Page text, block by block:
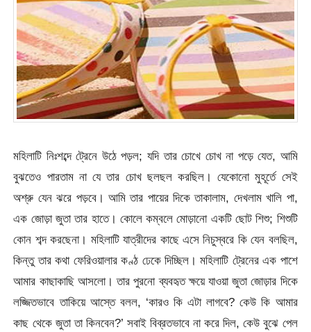
মহিলাটি নিঃশব্দে ট্রেনে উঠে পড়ল; যদি তার চোখে চোখ না পড়ে যেত, আমি
বুঝতেও পারতাম না যে তার চোখ ছলছল করছিল। যেকোনো মুহূর্তে সেই
অশ্রু যেন ঝরে পড়বে। আমি তার পায়ের দিকে তাকালাম, দেখলাম খালি পা,
এক জোড়া জুতা তার হাতে। কোলে কম্বলে মোড়ানো একটি ছোট শিশু; শিশুটি
কোন শব্দ করছেনা। মহিলাটি যাত্রীদের কাছে এসে নিচুস্বরে কি যেন বলছিল,
কিন্তু তার কথা ফেরিওয়ালার কণ্ঠ ঢেকে দিচ্ছিল। মহিলাটি ট্রেনের এক পাশে
আমার কাছাকাছি আসলো। তার পুরনো ব্যবহৃত ক্ষয়ে যাওয়া জুতা জোড়ার দিকে
লজ্জিতভাবে তাকিয়ে আস্তে বলল, ‘কারও কি এটা লাগবে? কেউ কি আমার
কাছ থেকে জুতা তা কিনবেন?’ সবাই বিব্রতভাবে না করে দিল, কেউ বুঝে পেল